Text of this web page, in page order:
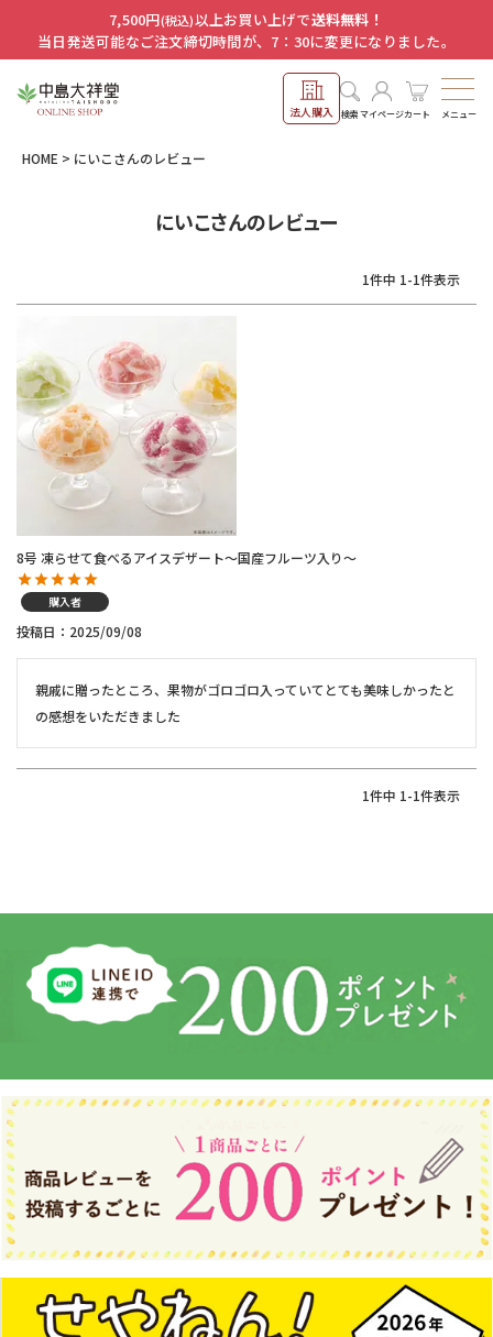
7,500円(税込)以上お買い上げで送料無料！
当日発送可能なご注文締切時間が、7：30に変更になりました。
法人購入 検索マイページカート メニュー
HOME にいこさんのレビュー
にいこさんのレビュー
1件中 1-1件表示
8号 凍らせて食べるアイスデザート～国産フルーツ入り～
購入者
投稿日 2025/09/08
親戚に贈ったところ、果物がゴロゴロ入っていてとても美味しかったと
の感想をいただきました
1件中 1-1件表示